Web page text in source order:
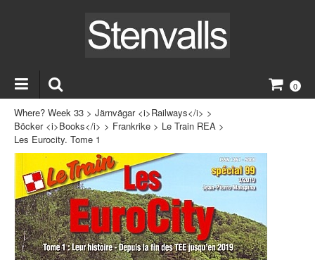
0
Where? Week 33 > Järnvägar <i>Railways</i> >
Böcker <i>Books</i> > Frankrike > Le Train REA >
Les Eurocity. Tome 1